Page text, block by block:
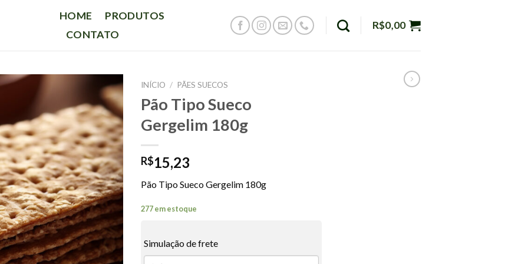
HOME
PRODUTOS
CONTATO
R$0,00
INÍCIO / PÃES SUECOS
Pão Tipo Sueco
Gergelim 180g
R$15,23
Pão Tipo Sueco Gergelim 180g
277 em estoque
Simulação de frete